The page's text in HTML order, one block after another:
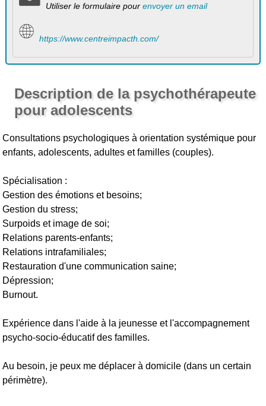
Utiliser le formulaire pour envoyer un email
https://www.centreimpacth.com/
Description de la psychothérapeute
pour adolescents
Consultations psychologiques à orientation systémique pour
enfants, adolescents, adultes et familles (couples).
Spécialisation :
Gestion des émotions et besoins;
Gestion du stress;
Surpoids et image de soi;
Relations parents-enfants;
Relations intrafamiliales;
Restauration d'une communication saine;
Dépression;
Burnout.
Expérience dans l'aide à la jeunesse et l'accompagnement
psycho-socio-éducatif des familles.
Au besoin, je peux me déplacer à domicile (dans un certain
périmètre).